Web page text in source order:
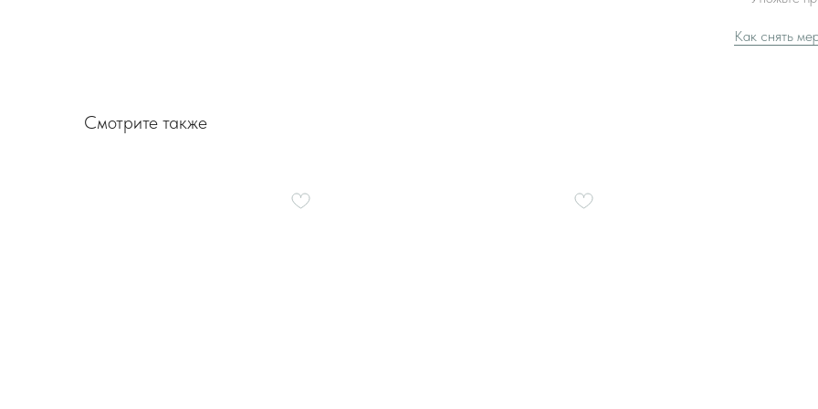
Как снять
Смотрите также